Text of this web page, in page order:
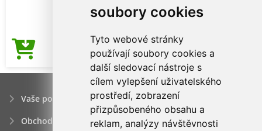
soubory cookies
Tyto webové stránky
používají soubory cookies a
další sledovací nástroje s
cílem vylepšení uživatelského
prostředí, zobrazení
přizpůsobeného obsahu a
reklam, analýzy návštěvnosti
Cena od94,07Kč
Vaše poptávka
Obchodní podmínky